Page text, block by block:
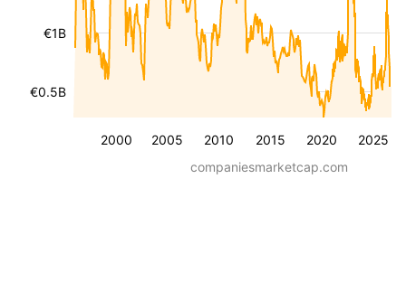
2000 2005 2010 2015 2020 2025
€0.5B
€1B
companiesmarketcap.com